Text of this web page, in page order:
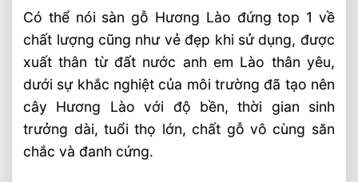
Có thể nói sàn gỗ Hương Lào đứng top 1 về
chất lượng cũng như vẻ đẹp khi sử dụng, được
xuất thân từ đất nước anh em Lào thân yêu,
dưới sự khắc nghiệt của môi trường đã tạo nên
cây Hương Lào với độ bền, thời gian sinh
trưởng dài, tuổi thọ lớn, chất gỗ vô cùng săn
chắc và đanh cứng.